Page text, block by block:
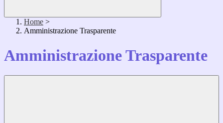
Home >
Amministrazione Trasparente
Amministrazione Trasparente